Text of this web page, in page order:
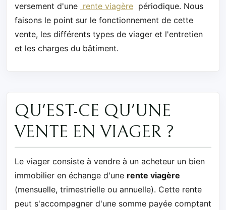
versement d'une rente viagère périodique. Nous
faisons le point sur le fonctionnement de cette
vente, les différents types de viager et l'entretien
et les charges du bâtiment.
QU'EST-CE QU'UNE
VENTE EN VIAGER ?
Le viager consiste à vendre à un acheteur un bien
immobilier en échange d'une rente viagère
(mensuelle, trimestrielle ou annuelle). Cette rente
peut s'accompagner d'une somme payée comptant